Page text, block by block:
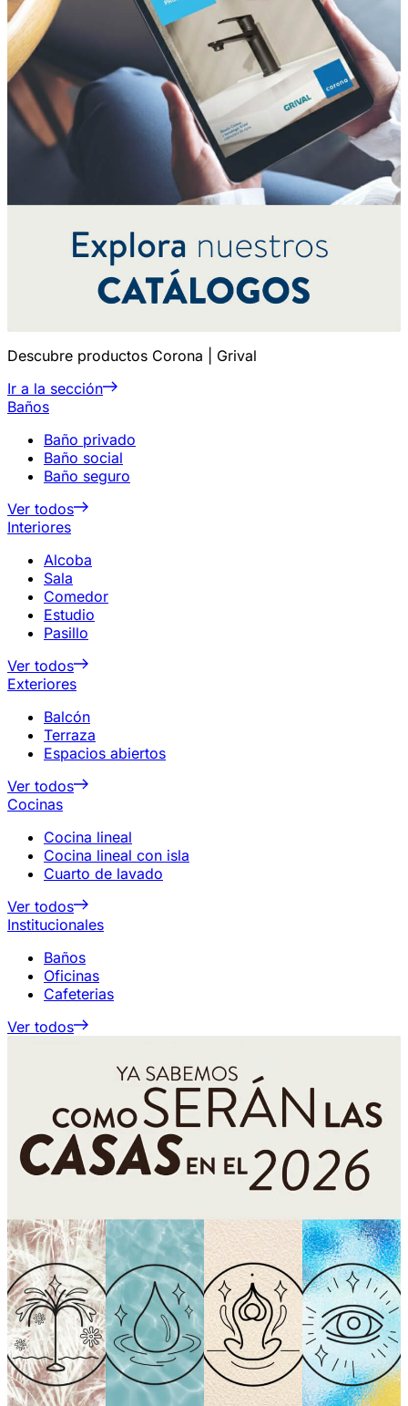
Descubre productos Corona | Grival
Ir a la sección
Baños
Baño privado
Baño social
Baño seguro
Ver todos
Interiores
Alcoba
Sala
Comedor
Estudio
Pasillo
Ver todos
Exteriores
Balcón
Terraza
Espacios abiertos
Ver todos
Cocinas
Cocina lineal
Cocina lineal con isla
Cuarto de lavado
Ver todos
Institucionales
Baños
Oficinas
Cafeterias
Ver todos